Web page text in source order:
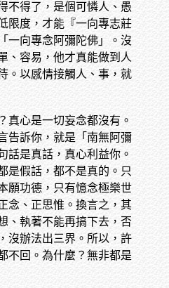
不得了，是個可憐人、愚
限度，才能『一向專志莊
一向專念阿彌陀佛」。沒
、容易，他才真能做到人
。以感情接觸人、事，就
真心是一切妄念都沒有。
告訴你，就是「南無阿彌
話是真話，真心利益你。
是假話，都不是真的。只
願功德，只有憶念極樂世
念、正思惟。換言之，其
、執著不能再搞下去，否
沒辦法出三界。所以，許
不回。為什麼？無非都是